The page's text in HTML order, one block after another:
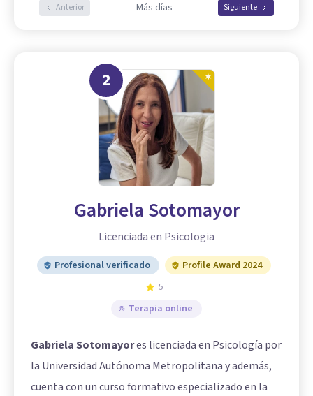
Anterior Más días Siguiente
2
Gabriela Sotomayor
Licenciada en Psicologia
Profesional verificado
Profile Award 2024
5
Terapia online
Gabriela Sotomayores licenciada en Psicología por
la Universidad Autónoma Metropolitana y además,
cuenta con un curso formativo especializado en la